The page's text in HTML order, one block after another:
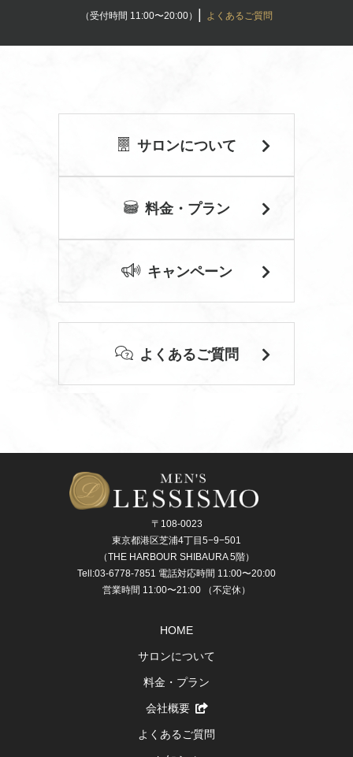
（受付時間 11:00〜20:00） | よくあるご質問
サロンについて
料金・プラン
キャンペーン
よくあるご質問
〒108-0023
東京都港区芝浦4丁目5−9−501
（THE HARBOUR SHIBAURA 5階）
Tell:03-6778-7851 電話対応時間 11:00〜20:00
営業時間 11:00〜21:00 （不定休）
HOME
サロンについて
料金・プラン
会社概要
よくあるご質問